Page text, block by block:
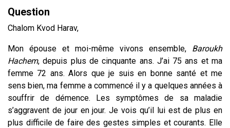
Question
Chalom Kvod Harav,
Mon épouse et moi-même vivons ensemble, Baroukh
Hachem, depuis plus de cinquante ans. J’ai 75 ans et ma
femme 72 ans. Alors que je suis en bonne santé et me
sens bien, ma femme a commencé il y a quelques années à
souffrir de démence. Les symptômes de sa maladie
s’aggravent de jour en jour. Je vois qu’il lui est de plus en
plus difficile de faire des gestes simples et courants. Elle